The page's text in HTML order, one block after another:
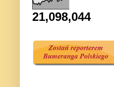
21,098,044